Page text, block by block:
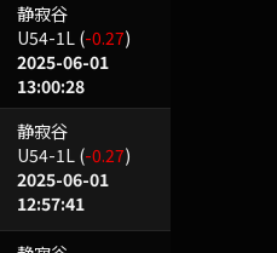
静寂谷
U54-1L (-0.27)
2025-06-01
13:00:28
静寂谷
U54-1L (-0.27)
2025-06-01
12:57:41